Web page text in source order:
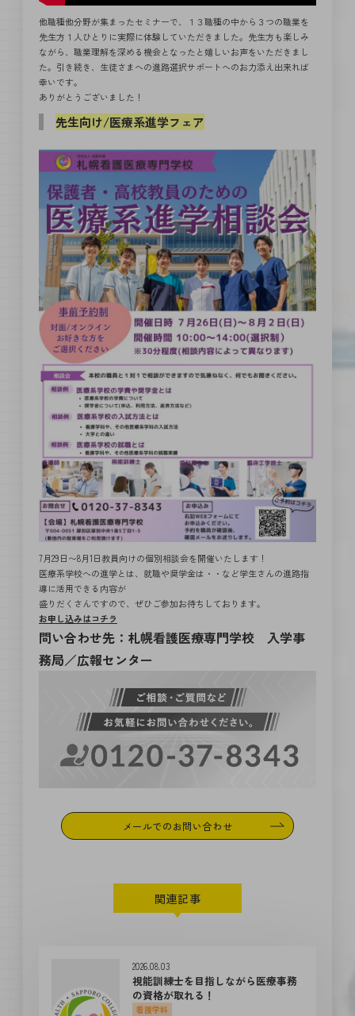
他職種他分野が集まったセミナーで、１３職種の中から３つの職業を
先生方１人ひとりに実際に体験していただきました。先生方も楽しみ
ながら、職業理解を深める機会となったと嬉しいお声をいただきまし
た。引き続き、生徒さまへの進路選択サポートへのお力添え出来れば
幸いです。
ありがとうございました！
先生向け/医療系進学フェア
7月29日〜8月1日教員向けの個別相談会を開催いたします！
医療系学校への進学とは、就職や奨学金は・・など学生さんの進路指
導に活用できる内容が
盛りだくさんですので、ぜひご参加お待ちしております。
お申し込みはコチラ
問い合わせ先：札幌看護医療専門学校 入学事
務局／広報センター
メールでのお問い合わせ
関連記事
2026.08.03
視能訓練士を目指しながら医療事務
の資格が取れる！
看護学科